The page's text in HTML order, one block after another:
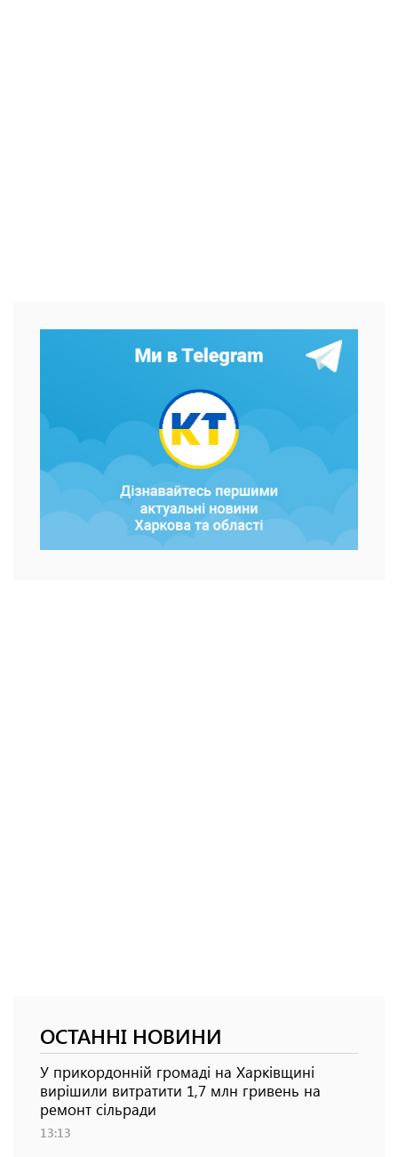
ОСТАННІ НОВИНИ
У прикордонній громаді на Харківщині
вирішили витратити 1,7 млн гривень на
ремонт сільради
13:13